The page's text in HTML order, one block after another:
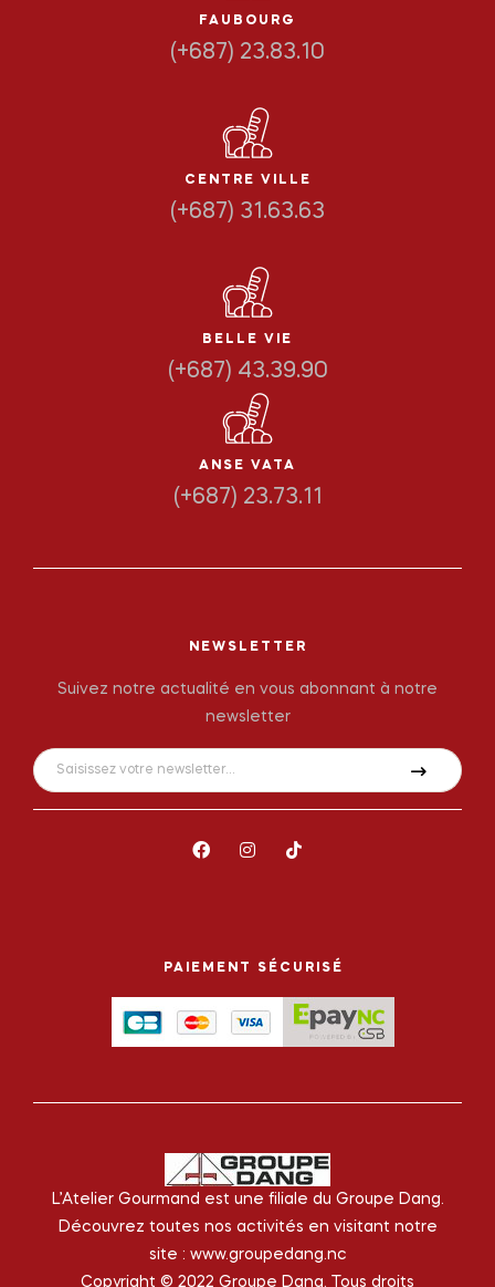
FAUBOURG
(+687) 23.83.10
CENTRE VILLE
(+687) 31.63.63
BELLE VIE
(+687) 43.39.90
ANSE VATA
(+687) 23.73.11
NEWSLETTER
Suivez notre actualité en vous abonnant à notre
newsletter
PAIEMENT SÉCURISÉ
L’Atelier Gourmand est une filiale du Groupe Dang.
Découvrez toutes nos activités en visitant notre
site : www.groupedang.nc
Copyright © 2022 Groupe Dang. Tous droits